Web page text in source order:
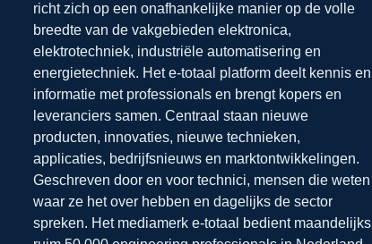
richt zich op een onafhankelijke manier op de volle
breedte van de vakgebieden elektronica,
elektrotechniek, industriële automatisering en
energietechniek. Het e-totaal platform deelt kennis en
informatie met professionals en brengt kopers en
leveranciers samen. Centraal staan nieuwe
producten, innovaties, nieuwe technieken,
applicaties, bedrijfsnieuws en marktontwikkelingen.
Geschreven door en voor technici, mensen die weten
waar ze het over hebben en dagelijks de sector
spreken. Het mediamerk e-totaal bedient maandelijks